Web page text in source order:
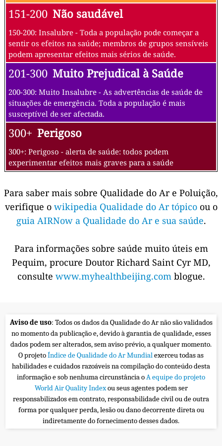
151-200 Não saudável
150-200: Insalubre - Toda a população pode começar a
sentir os efeitos na saúde; membros de grupos sensíveis
podem apresentar efeitos mais sérios de saúde.
201-300 Muito Prejudical à Saúde
200-300: Muito Insalubre - As advertências de saúde de
situações de emergência. Toda a população é mais
susceptível de ser afectada.
300+ Perigoso
300+: Perigoso - alerta de saúde: todos podem
experimentar efeitos mais graves para a saúde
Para saber mais sobre Qualidade do Ar e Poluição,
verifique o wikipedia Qualidade do Ar tópico ou o
guia AIRNow a Qualidade do Ar e sua saúde.
Para informações sobre saúde muito úteis em
Pequim, procure Doutor Richard Saint Cyr MD,
consulte www.myhealthbeijing.com blogue.
Aviso de uso: Todos os dados da Qualidade do Ar não são validados
no momento da publicação e, devido à garantia de qualidade, esses
dados podem ser alterados, sem aviso prévio, a qualquer momento.
O projetoÍndice de Qualidade do Ar Mundialexerceu todas as
habilidades e cuidados razoáveis na compilação do conteúdo desta
informação e sob nenhuma circunstância oA equipe do projeto
World Air Quality Indexou seus agentes podem ser
responsabilizados em contrato, responsabilidade civil ou de outra
forma por qualquer perda, lesão ou dano decorrente direta ou
indiretamente do fornecimento desses dados.